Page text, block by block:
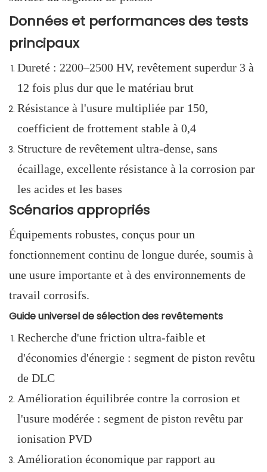
Données et performances des tests
principaux
Dureté : 2200–2500 HV, revêtement superdur 3 à
12 fois plus dur que le matériau brut
Résistance à l'usure multipliée par 150,
coefficient de frottement stable à 0,4
Structure de revêtement ultra-dense, sans
écaillage, excellente résistance à la corrosion par
les acides et les bases
Scénarios appropriés
Équipements robustes, conçus pour un
fonctionnement continu de longue durée, soumis à
une usure importante et à des environnements de
travail corrosifs.
Guide universel de sélection des revêtements
Recherche d'une friction ultra-faible et
d'économies d'énergie : segment de piston revêtu
de DLC
Amélioration équilibrée contre la corrosion et
l'usure modérée : segment de piston revêtu par
ionisation PVD
Amélioration économique par rapport au